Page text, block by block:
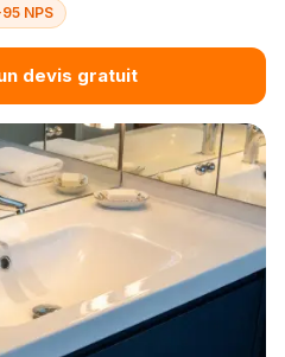
NPS
devis gratuit